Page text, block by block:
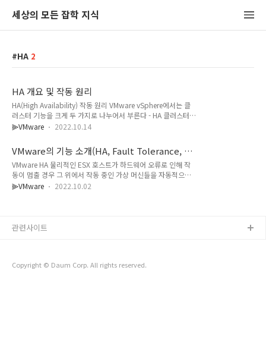
세상의 모든 잡학 지식
HA 2
HA 개요 및 작동 원리
HA(High Availability) 작동 원리 VMware vSphere에서는 클
러스터 기능을 크게 두 가지로 나누어서 부른다 - HA 클러스터와
DRS 클러스터가 있다. 보통 이 두 개의 기능을 한데 묶어 사용하
생성한 다음 ESX 서버를 추가하게 되면 vCenter 서버에서는
ESXi 서버에 HA Agent를 설치하게 되고, 이 HA Agent는 ESXi
서버의 AAM 소프트웨어를 대신하는 중간 계층 역할을 담당한
다. HA 클러스터가 일단 구성되면 클러스터 그룹 내의 ESXi 서
버들은 HA Agent를 통해 서로를 인식하게 되며, vCenter의 도
⫸VMware 2022.10.14
VMware의 기능 소개(HA, Fault Tolerance, 기
타 기능) - ②
VMware HA 물리적인 ESX 호스트가 하드웨어 오류로 인해 작
동이 멈출 경우 그 위에서 작동 중인 가상 머신들을 자동적으로
다른 클러스터 내의 ESX 호스트들에게 이동시켜(Failover) 주는
들이 고가용성(High Availability)이라는 제목과는 어울리지 않
떠한 경우에도 99.99% 이상의 고가용성을 만족해..
⫸VMware 2022.10.02
Copyright © Daum Corp. All rights reserved.
관련사이트